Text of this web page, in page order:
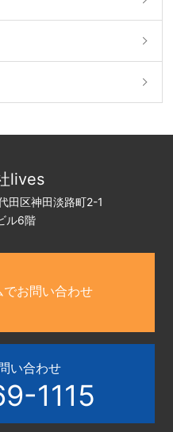
lives
田区神田淡路町2-1
ル6階
お問い合わせ
い合わせ
1115